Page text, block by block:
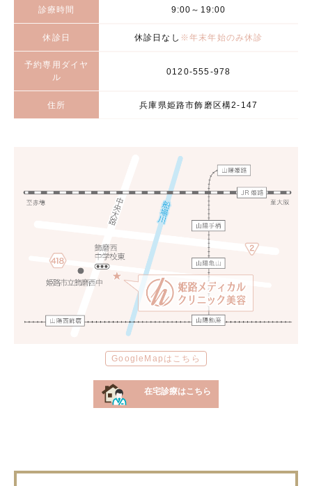
診療時間 9:00～19:00
休診日 休診日なし ※年末年始のみ休診
予約専用ダイヤ
ル
0120-555-978
住所 兵庫県姫路市飾磨区構2-147
GoogleMapはこちら
在宅診療はこちら